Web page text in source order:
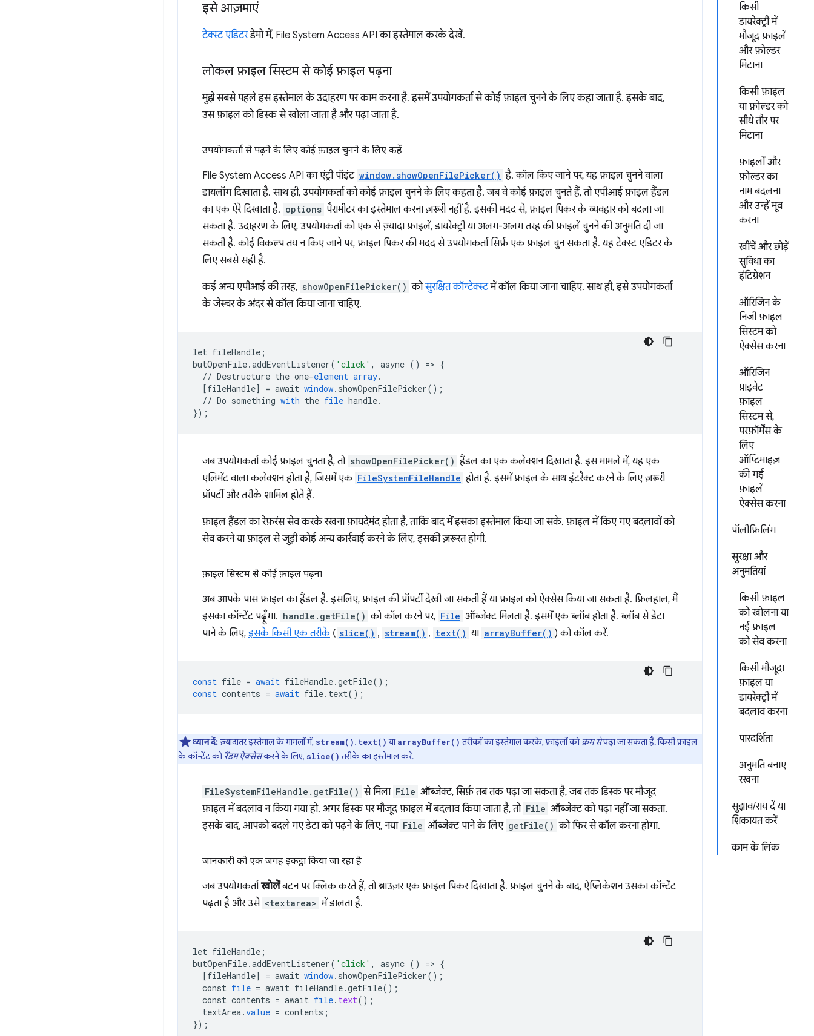
किसी
डायरेक्ट्री में
मौजूद फ़ाइलें
और फ़ोल्डर
मिटाना
किसी फ़ाइल
या फ़ोल्डर को
सीधे तौर पर
मिटाना
फ़ाइलों और
फ़ोल्डर का
नाम बदलना
और उन्हें मूव
करना
खींचें और छोड़ें
सुविधा का
इंटिग्रेशन
ऑरिजिन के
निजी फ़ाइल
सिस्टम को
ऐक्सेस करना
ऑरिजिन
प्राइवेट
फ़ाइल
सिस्टम से,
परफ़ॉर्मेंस के
लिए
ऑप्टिमाइज़
की गई
फ़ाइलें
ऐक्सेस करना
पॉलीफ़िलिंग
सुरक्षा और
अनुमतियां
किसी फ़ाइल
को खोलना या
नई फ़ाइल
को सेव करना
किसी मौजूदा
फ़ाइल या
डायरेक्ट्री में
बदलाव करना
पारदर्शिता
अनुमति बनाए
रखना
सुझाव/राय दें या
शिकायत करें
काम के लिंक
इसे आज़माएं
टेक्स्ट एडिटरडेमो में, File System Access API का इस्तेमाल करके देखें.
लोकल फ़ाइल सिस्टम से कोई फ़ाइल पढ़ना
मुझे सबसे पहले इस इस्तेमाल के उदाहरण पर काम करना है. इसमें उपयोगकर्ता से कोई फ़ाइल चुनने के लिए कहा जाता है. इसके बाद,
उस फ़ाइल को डिस्क से खोला जाता है और पढ़ा जाता है.
उपयोगकर्ता से पढ़ने के लिए कोई फ़ाइल चुनने के लिए कहें
File System Access API का एंट्री पॉइंट window.showOpenFilePicker() है. कॉल किए जाने पर, यह फ़ाइल चुनने वाला
डायलॉग दिखाता है. साथ ही, उपयोगकर्ता को कोई फ़ाइल चुनने के लिए कहता है. जब वे कोई फ़ाइल चुनते हैं, तो एपीआई फ़ाइल हैंडल
का एक ऐरे दिखाता है. options पैरामीटर का इस्तेमाल करना ज़रूरी नहीं है. इसकी मदद से, फ़ाइल पिकर के व्यवहार को बदला जा
सकता है. उदाहरण के लिए, उपयोगकर्ता को एक से ज़्यादा फ़ाइलें, डायरेक्ट्री या अलग-अलग तरह की फ़ाइलें चुनने की अनुमति दी जा
सकती है. कोई विकल्प तय न किए जाने पर, फ़ाइल पिकर की मदद से उपयोगकर्ता सिर्फ़ एक फ़ाइल चुन सकता है. यह टेक्स्ट एडिटर के
लिए सबसे सही है.
कई अन्य एपीआई की तरह, showOpenFilePicker() कोसुरक्षित कॉन्टेक्स्टमें कॉल किया जाना चाहिए. साथ ही, इसे उपयोगकर्ता
के जेस्चर के अंदर से कॉल किया जाना चाहिए.
let fileHandle ;
butOpenFile.addEventListener( 'click' , async () => {
// Destructure the one-element array.
[fileHandle] = await window. showOpenFilePicker();
// Do something with the file handle.
});
जब उपयोगकर्ता कोई फ़ाइल चुनता है, तो showOpenFilePicker() हैंडल का एक कलेक्शन दिखाता है. इस मामले में, यह एक
एलिमेंट वाला कलेक्शन होता है, जिसमें एक FileSystemFileHandle होता है. इसमें फ़ाइल के साथ इंटरैक्ट करने के लिए ज़रूरी
प्रॉपर्टी और तरीके शामिल होते हैं.
फ़ाइल हैंडल का रेफ़रंस सेव करके रखना फ़ायदेमंद होता है, ताकि बाद में इसका इस्तेमाल किया जा सके. फ़ाइल में किए गए बदलावों को
सेव करने या फ़ाइल से जुड़ी कोई अन्य कार्रवाई करने के लिए, इसकी ज़रूरत होगी.
फ़ाइल सिस्टम से कोई फ़ाइल पढ़ना
अब आपके पास फ़ाइल का हैंडल है. इसलिए, फ़ाइल की प्रॉपर्टी देखी जा सकती हैं या फ़ाइल को ऐक्सेस किया जा सकता है. फ़िलहाल, मैं
इसका कॉन्टेंट पढ़ूँगा. handle.getFile() को कॉल करने पर, File ऑब्जेक्ट मिलता है. इसमें एक ब्लॉब होता है. ब्लॉब से डेटा
पाने के लिए,इसके किसी एक तरीके( slice() , stream() , text() या arrayBuffer() ) को कॉल करें.
const file = await fileHandle.getFile();
const contents = await file. text();
ध्यान दें:ज़्यादातर इस्तेमाल के मामलों में, stream(), text() याarrayBuffer() तरीकों का इस्तेमाल करके, फ़ाइलों कोक्रम सेपढ़ा जा सकता है. किसी फ़ाइल
के कॉन्टेंट कोरैंडम ऐक्सेसकरने के लिए, slice() तरीके का इस्तेमाल करें.
FileSystemFileHandle.getFile() से मिला File ऑब्जेक्ट, सिर्फ़ तब तक पढ़ा जा सकता है, जब तक डिस्क पर मौजूद
फ़ाइल में बदलाव न किया गया हो. अगर डिस्क पर मौजूद फ़ाइल में बदलाव किया जाता है, तो File ऑब्जेक्ट को पढ़ा नहीं जा सकता.
इसके बाद, आपको बदले गए डेटा को पढ़ने के लिए, नया File ऑब्जेक्ट पाने के लिए getFile() को फिर से कॉल करना होगा.
जानकारी को एक जगह इकट्ठा किया जा रहा है
जब उपयोगकर्ताखोलेंबटन पर क्लिक करते हैं, तो ब्राउज़र एक फ़ाइल पिकर दिखाता है. फ़ाइल चुनने के बाद, ऐप्लिकेशन उसका कॉन्टेंट
पढ़ता है और उसे <textarea> में डालता है.
let fileHandle ;
butOpenFile.addEventListener( 'click' , async () => {
[fileHandle] = await window. showOpenFilePicker();
const file = await fileHandle.getFile();
const contents = await file. text();
textArea.value = contents ;
});